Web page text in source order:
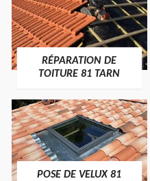
RÉPARATION DE
TOITURE 81 TARN
POSE DE VELUX 81